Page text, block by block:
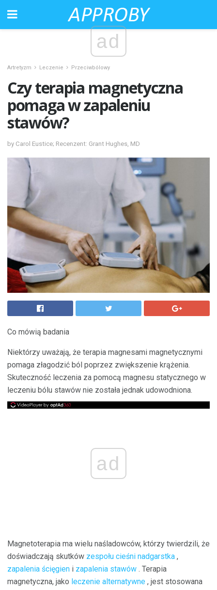
ad
Artretyzm Leczenie Przeciwbólowy
Czy terapia magnetyczna
pomaga w zapaleniu
stawów?
by Carol Eustice; Recenzent: Grant Hughes, MD
Co mówią badania
Niektórzy uważają, że terapia magnesami magnetycznymi
pomaga złagodzić ból poprzez zwiększenie krążenia.
Skuteczność leczenia za pomocą magnesu statycznego w
leczeniu bólu stawów nie została jednak udowodniona.
ad
Magnetoterapia ma wielu naśladowców, którzy twierdzili, że
doświadczają skutków zespołu cieśni nadgarstka ,
zapalenia ścięgien i zapalenia stawów . Terapia
magnetyczna, jako leczenie alternatywne , jest stosowana